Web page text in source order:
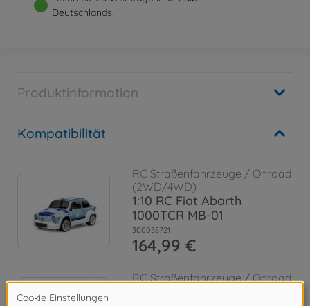
Deutschlands.
Produktinformation
Kompatibilität
RC Straßenfahrzeuge / Onroad
(2WD/4WD)
1:10 RC Fiat Abarth
1000TCR MB-01
300058721
164,99 €
RC Straßenfahrzeuge / Onroad